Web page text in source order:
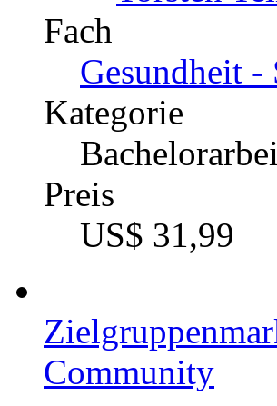
Fach
Gesundheit -
Kategorie
Preis
US$ 31,99
Community